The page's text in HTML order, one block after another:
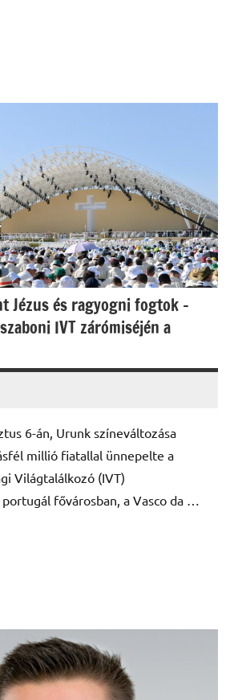
Jézus és ragyogni fogtok –
IVT zárómiséjén a
6-án, Urunk színeváltozása
millió fiatallal ünnepelte a
Világtalálkozó (IVT)
fővárosban, a Vasco da …